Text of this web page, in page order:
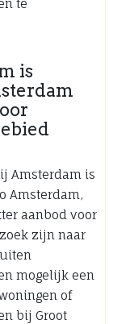
te
is
Amsterdam is
Amsterdam,
aanbod voor
zijn naar
mogelijk een
of
bij Groot